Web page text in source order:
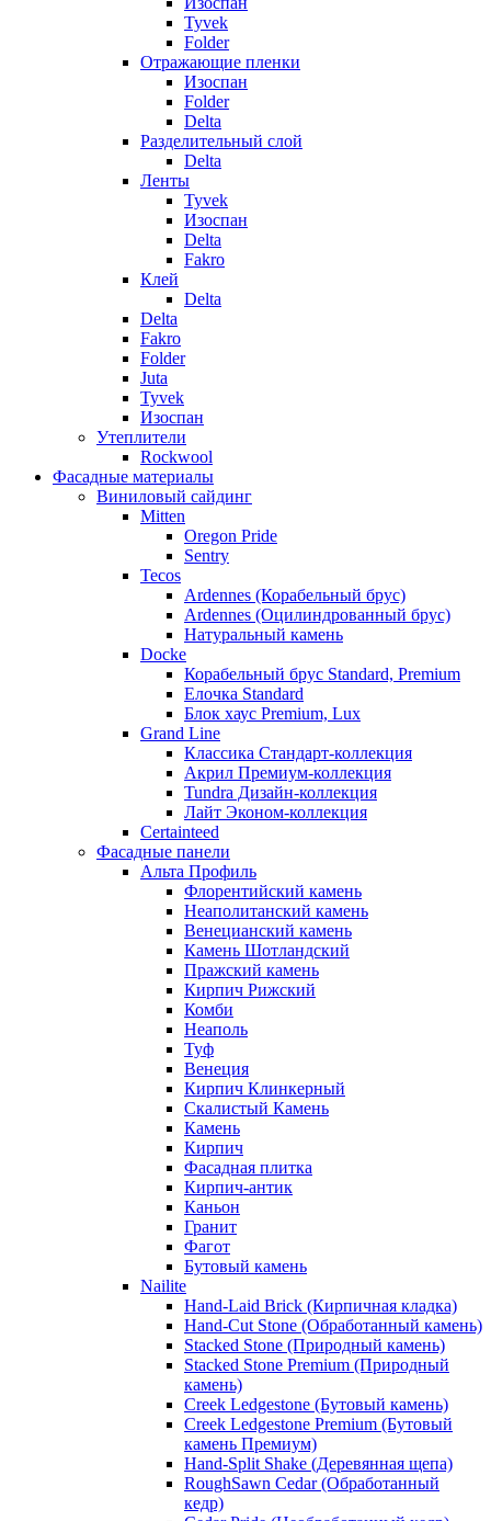
Tyvek
Folder
Отражающие пленки
Изоспан
Folder
Delta
Разделительный слой
Delta
Ленты
Tyvek
Изоспан
Delta
Fakro
Клей
Delta
Delta
Fakro
Folder
Juta
Tyvek
Изоспан
Утеплители
Rockwool
Фасадные материалы
Виниловый сайдинг
Mitten
Oregon Pride
Sentry
Tecos
Ardennes (Корабельный брус)
Ardennes (Оцилиндрованный брус)
Натуральный камень
Docke
Корабельный брус Standard, Premium
Елочка Standard
Блок хаус Premium, Lux
Grand Line
Классика Стандарт-коллекция
Акрил Премиум-коллекция
Tundra Дизайн-коллекция
Лайт Эконом-коллекция
Certainteed
Фасадные панели
Альта Профиль
Флорентийский камень
Неаполитанский камень
Венецианский камень
Камень Шотландский
Пражский камень
Кирпич Рижский
Комби
Неаполь
Туф
Венеция
Кирпич Клинкерный
Скалистый Камень
Камень
Кирпич
Фасадная плитка
Кирпич-антик
Каньон
Гранит
Фагот
Бутовый камень
Nailite
Hand-Laid Brick (Кирпичная кладка)
Hand-Cut Stone (Обработанный камень)
Stacked Stone (Природный камень)
Stacked Stone Premium (Природный
камень)
Creek Ledgestone (Бутовый камень)
Creek Ledgestone Premium (Бутовый
камень Премиум)
Hand-Split Shake (Деревянная щепа)
RoughSawn Cedar (Обработанный
кедр)